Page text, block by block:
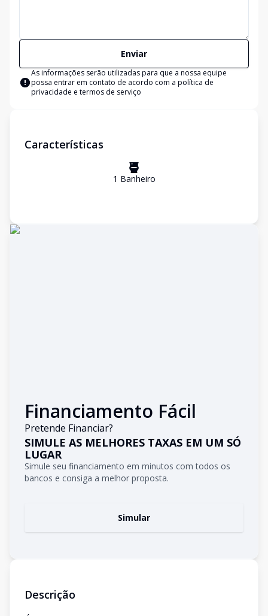
Enviar
As informações serão utilizadas para que a nossa equipe
possa entrar em contato de acordo com a política de
privacidade e termos de serviço
Características
1 Banheiro
Financiamento Fácil
Pretende Financiar?
SIMULE AS MELHORES TAXAS EM UM SÓ
LUGAR
Simule seu financiamento em minutos com todos os
bancos e consiga a melhor proposta.
Simular
Descrição